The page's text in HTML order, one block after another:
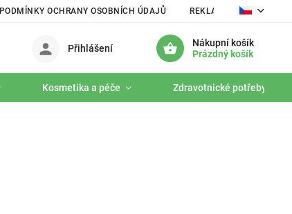
PODMÍNKY OCHRANY OSOBNÍCH ÚDAJŮ REKLAMAČNÍ ŘÁD
Nákupní košík
Prázdný košík
Přihlášení
Kosmetika a péče Zdravotnické potřeby